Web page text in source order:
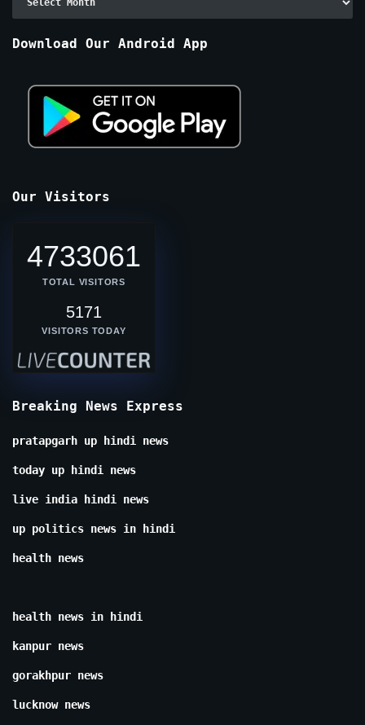
Download Our Android App
Our Visitors
4733061
TOTAL VISITORS
5171
VISITORS TODAY
Breaking News Express
pratapgarh up hindi news
today up hindi news
live india hindi news
up politics news in hindi
health news
health news in hindi
kanpur news
gorakhpur news
lucknow news